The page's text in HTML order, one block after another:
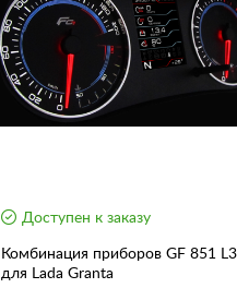
Доступен к заказу
Комбинация приборов GF 851
для Lada Granta